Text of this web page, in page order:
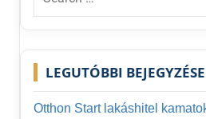
LEGUTÓBBI
Otthon Start lakáshitel